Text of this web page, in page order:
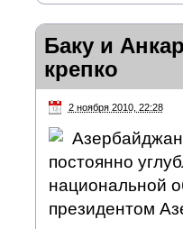
Баку и
крепко
2 ноября 2010, 22:28
постоянно
национальной
президентом